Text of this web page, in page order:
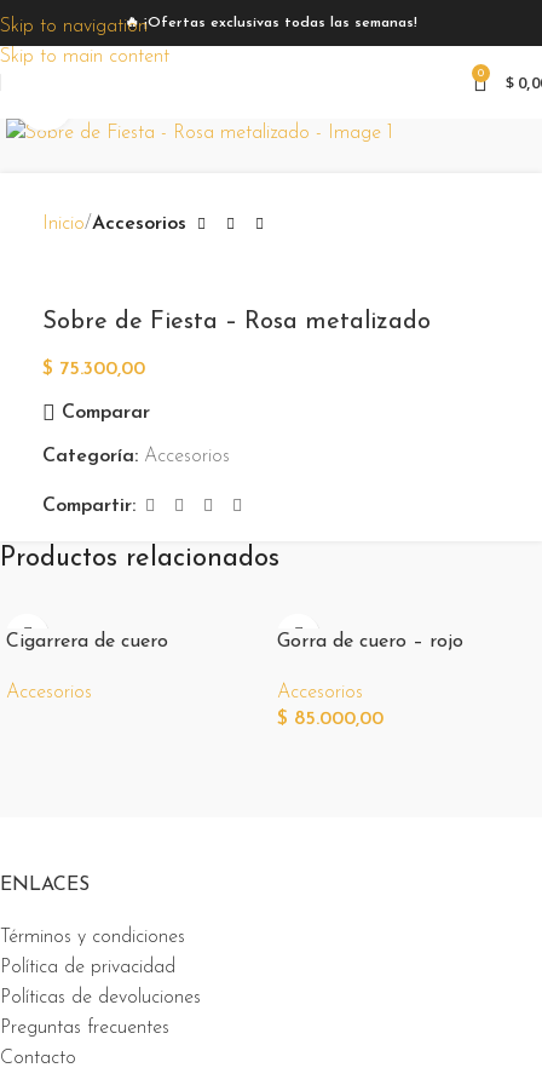
Skip to navigation
Skip to main content
🔥 ¡Ofertas exclusivas todas las semanas!
0 $
Inicio Accesorios
Sobre de Fiesta – Rosa metalizado
$ 75.300,00
Comparar
Categoría: Accesorios
Compartir:
Productos relacionados
Cigarrera de cuero
Accesorios
Gorra de cuero – rojo
Accesorios
$ 85.000,00
ENLACES
Términos y condiciones
Política de privacidad
Políticas de devoluciones
Preguntas frecuentes
Contacto